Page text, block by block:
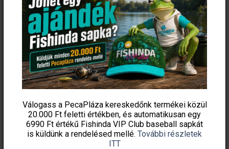
ÉRTESÜLJ ELSŐKÉNT! IRATKOZZ FEL A
HÍRLEVELÜNKRE!
Válogass a PecaPláza kereskedőnk termékei közül
20.000 Ft feletti értékben, és automatikusan egy
6990 Ft értékű Fishinda VIP Club baseball sapkát
is küldünk a rendelésed mellé. További részletek
ITT